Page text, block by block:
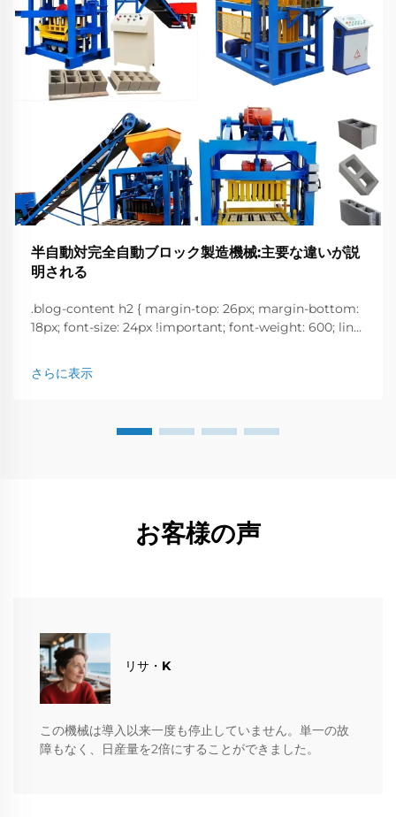
半自動対完全自動ブロック製造機械:主要な違いが説
明される
.blog-content h2 { margin-top: 26px; margin-bottom:
18px; font-size: 24px !important; font-weight: 600; line-
margin-bottom: 18px; font-size: 20px !important; font-
w...
さらに表示
お客様の声
​​リサ・K
この機械は導入以来一度も停止していません。単一の故
障もなく、日産量を2倍にすることができました。